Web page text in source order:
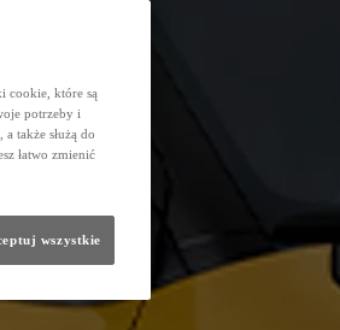
cookie, które są
potrzeby i
także służą do
łatwo zmienić
wszystkie